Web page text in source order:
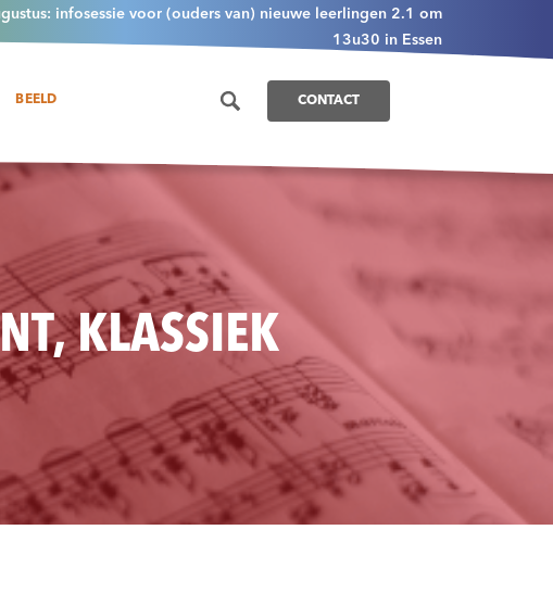
infosessie voor (ouders van) nieuwe leerlingen 2.1 om
13u30 in Essen
BEELD CONTACT
KLASSIEK